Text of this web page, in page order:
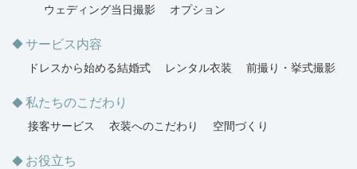
ウェディング当日撮影
オプション
サービス内容
ドレスから始める結婚式 レンタル衣装 前撮り・挙式撮影
私たちのこだわり
接客サービス 衣装へのこだわり 空間づくり
お役立ち